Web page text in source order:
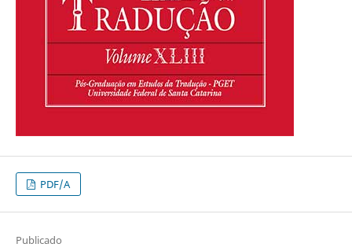
PDF/A
Publicado